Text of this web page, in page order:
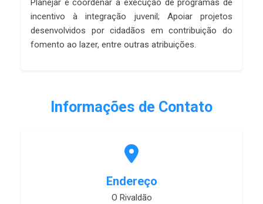
Planejar e coordenar a execução de programas de
incentivo à integração juvenil; Apoiar projetos
desenvolvidos por cidadãos em contribuição do
fomento ao lazer, entre outras atribuições.
Informações de Contato
Endereço
O Rivaldão